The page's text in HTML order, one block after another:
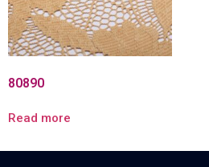
80890
Read more